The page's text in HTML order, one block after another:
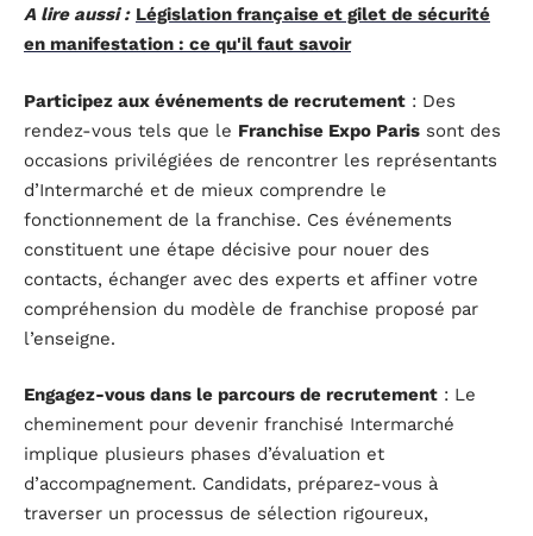
A lire aussi : Législation française et gilet de sécurité
en manifestation : ce qu'il faut savoir
Participez aux événements de recrutement : Des
rendez-vous tels que le Franchise Expo Paris sont des
occasions privilégiées de rencontrer les représentants
d’Intermarché et de mieux comprendre le
fonctionnement de la franchise. Ces événements
constituent une étape décisive pour nouer des
contacts, échanger avec des experts et affiner votre
compréhension du modèle de franchise proposé par
l’enseigne.
Engagez-vous dans le parcours de recrutement : Le
cheminement pour devenir franchisé Intermarché
implique plusieurs phases d’évaluation et
d’accompagnement. Candidats, préparez-vous à
traverser un processus de sélection rigoureux,